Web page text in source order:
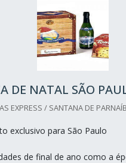
DE NATAL SÃO
EXPRESS / SANTANA DE
exclusivo para São Paulo
de final de ano como a